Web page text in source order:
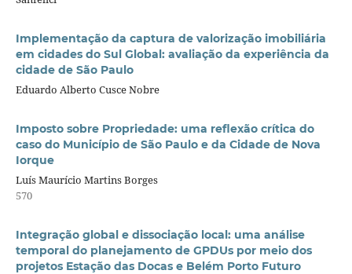
Implementação da captura de valorização imobiliária
em cidades do Sul Global: avaliação da experiência da
cidade de São Paulo
Eduardo Alberto Cusce Nobre
Imposto sobre Propriedade: uma reflexão crítica do
caso do Município de São Paulo e da Cidade de Nova
Iorque
Luís Maurício Martins Borges
570
Integração global e dissociação local: uma análise
temporal do planejamento de GPDUs por meio dos
projetos Estação das Docas e Belém Porto Futuro